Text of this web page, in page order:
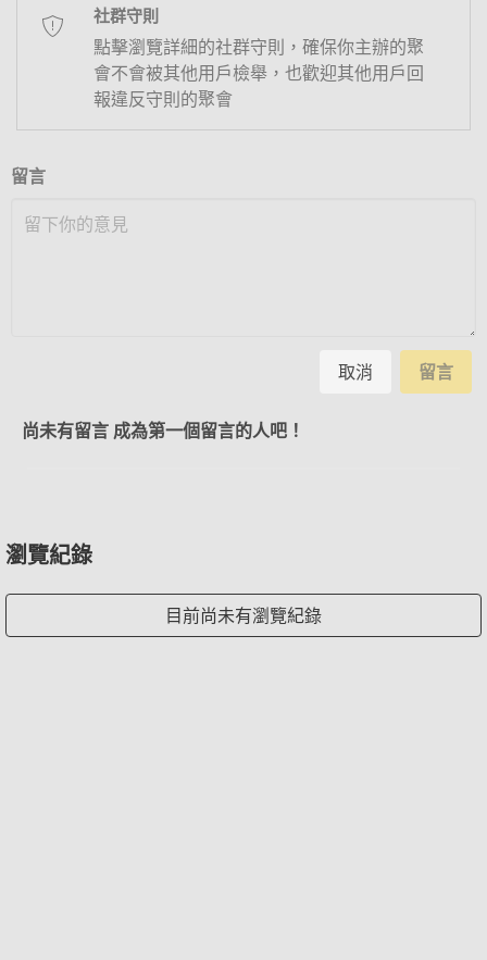
社群守則
點擊瀏覽詳細的社群守則，確保你主辦的聚
會不會被其他用戶檢舉，也歡迎其他用戶回
報違反守則的聚會
留言
取消 留言
尚未有留言 成為第一個留言的人吧！
瀏覽紀錄
目前尚未有瀏覽紀錄